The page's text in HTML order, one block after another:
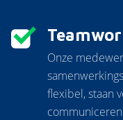
Onze
flexibel, staan